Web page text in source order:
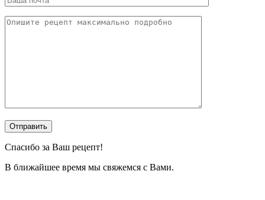
Спасибо за Ваш рецепт!
В ближайшее время мы свяжемся с Вами.